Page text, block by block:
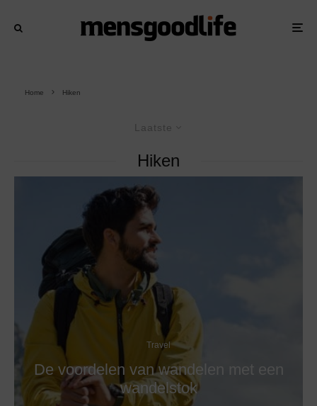
Home Hiken
Laatste
Hiken
Travel
De voordelen van wandelen met een
wandelstok